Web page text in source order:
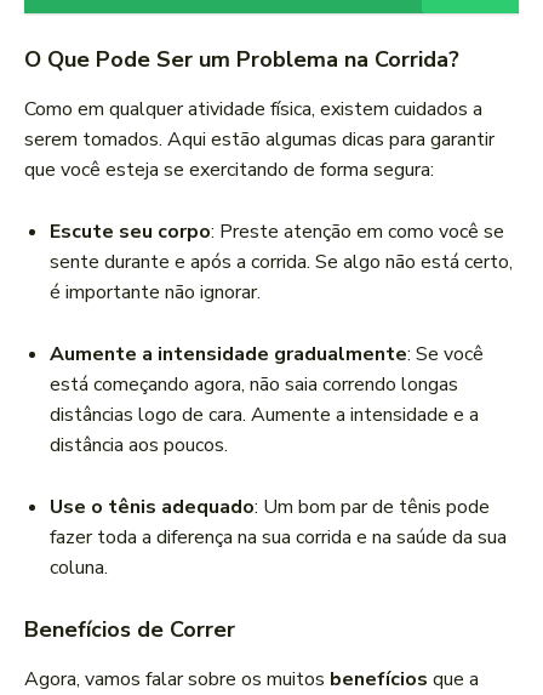
O Que Pode Ser um Problema na Corrida?
Como em qualquer atividade física, existem cuidados a
serem tomados. Aqui estão algumas dicas para garantir
que você esteja se exercitando de forma segura:
Escute seu corpo: Preste atenção em como você se
sente durante e após a corrida. Se algo não está certo,
é importante não ignorar.
Aumente a intensidade gradualmente: Se você
está começando agora, não saia correndo longas
distâncias logo de cara. Aumente a intensidade e a
distância aos poucos.
Use o tênis adequado: Um bom par de tênis pode
fazer toda a diferença na sua corrida e na saúde da sua
coluna.
Benefícios de Correr
Agora, vamos falar sobre os muitos benefícios que a